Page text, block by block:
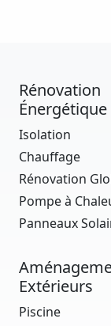
Rénovation
Énergétique
Isolation
Chauffage
Rénovation
Pompe à
Panneaux
Extérieurs
Piscine